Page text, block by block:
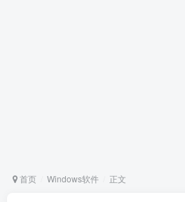
首页 Windows软件 正文